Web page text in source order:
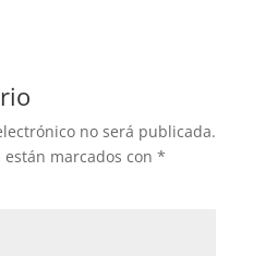
no será publicada.
marcados con *